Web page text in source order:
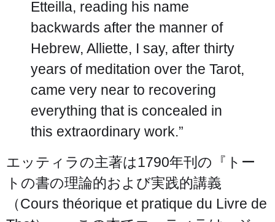
Etteilla, reading his name
backwards after the manner of
Hebrew, Alliette, I say, after thirty
years of meditation over the Tarot,
came very near to recovering
everything that is concealed in
this extraordinary work.”
エッティラの主著は1790年刊の『トー
トの書の理論的および実践的講義
（Cours théorique et pratique du Livre de